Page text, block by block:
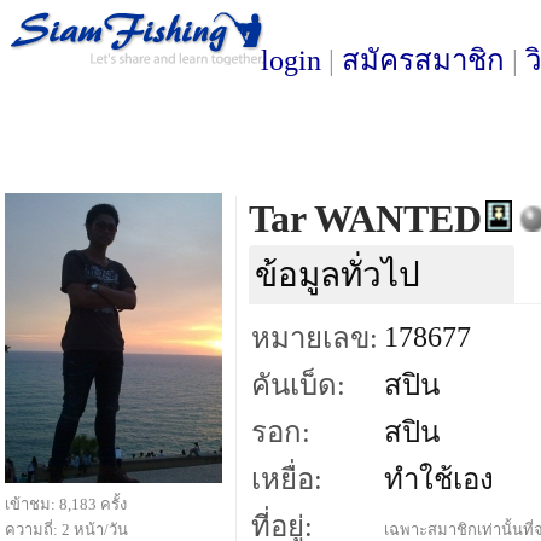
login | สมัครสมาชิก |
Tar WANTED
ข้อมูลทั่วไป
หมายเลข: 178677
คันเบ็ด:
สปิน
รอก:
สปิน
เหยื่อ:
ทำใช้เอง
ที่อยู่:
เฉพาะสมาชิกเท่านั้นที่
เข้าชม: 8,183 ครั้ง
ความถี่: 2 หน้า/วัน